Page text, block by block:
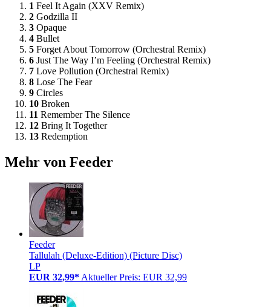
1 Feel It Again (XXV Remix)
2 Godzilla II
3 Opaque
4 Bullet
5 Forget About Tomorrow (Orchestral Remix)
6 Just The Way I’m Feeling (Orchestral Remix)
7 Love Pollution (Orchestral Remix)
8 Lose The Fear
9 Circles
10 Broken
11 Remember The Silence
12 Bring It Together
13 Redemption
Mehr von Feeder
Feeder
Tallulah (Deluxe-Edition) (Picture Disc)
LP
EUR 32,99* Aktueller Preis: EUR 32,99